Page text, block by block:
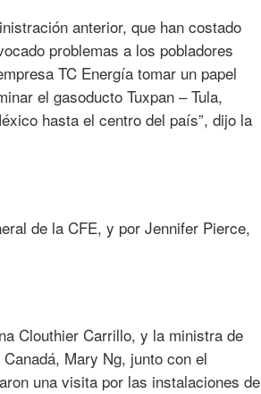
anterior, que han costado
problemas a los pobladores
TC Energía tomar un papel
el gasoducto Tuxpan – Tula,
hasta el centro del país”, dijo la
de la CFE, y por Jennifer Pierce,
Clouthier Carrillo, y la ministra de
Mary Ng, junto con el
una visita por las instalaciones de